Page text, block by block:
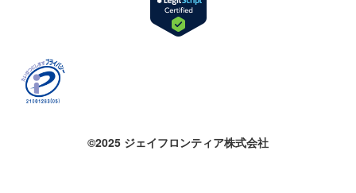
©2025 ジェイフロンティア株式会社